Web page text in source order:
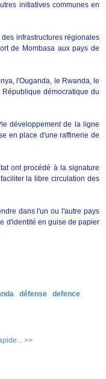
initiatives communes en
infrastructures régionales
de Mombasa aux pays de
l'Ouganda, le Rwanda, le
démocratique du
développement de la ligne
en place d'une raffinerie de
ont procédé à la signature
la libre circulation des
dans l'un ou l'autre pays
d'identité en guise de papier
défense
defence
>>